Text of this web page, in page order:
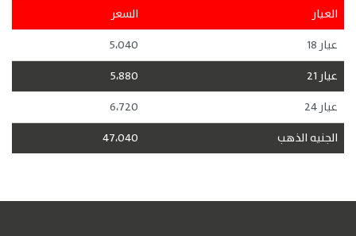
العيار
السعر
عيار 18
5،040
عيار 21
5،880
عيار 24
6،720
الجنيه الذهب
47،040